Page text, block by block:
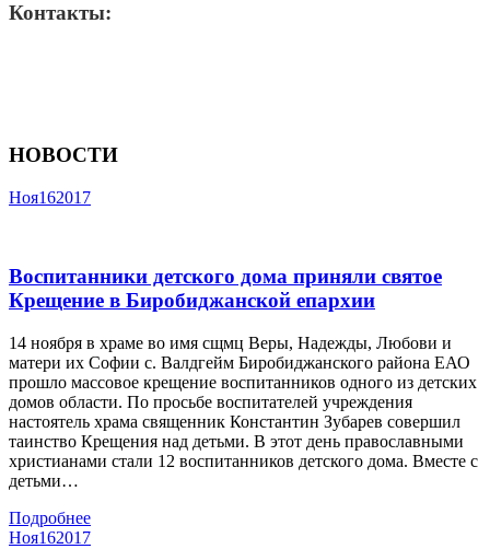
Контакты:
НОВОСТИ
Ноя162017
Воспитанники детского дома приняли святое
Крещение в Биробиджанской епархии
14 ноября в храме во имя сщмц Веры, Надежды, Любови и
матери их Софии с. Валдгейм Биробиджанского района ЕАО
прошло массовое крещение воспитанников одного из детских
домов области. По просьбе воспитателей учреждения
настоятель храма священник Константин Зубарев совершил
таинство Крещения над детьми. В этот день православными
христианами стали 12 воспитанников детского дома. Вместе с
детьми…
Подробнее
Ноя162017